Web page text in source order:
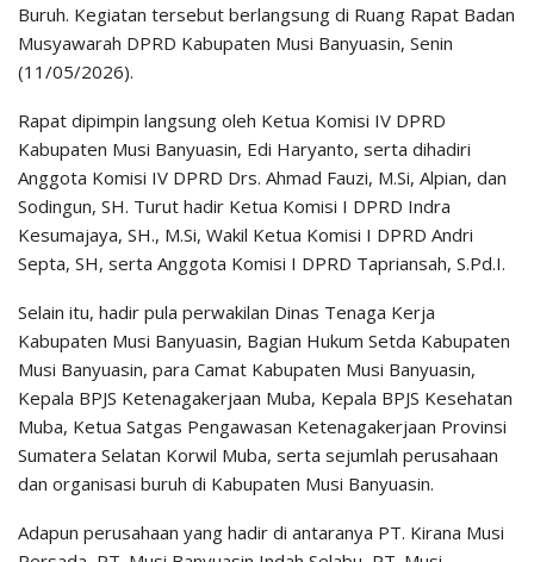
Buruh. Kegiatan tersebut berlangsung di Ruang Rapat Badan
Musyawarah DPRD Kabupaten Musi Banyuasin, Senin
(11/05/2026).
Rapat dipimpin langsung oleh Ketua Komisi IV DPRD
Kabupaten Musi Banyuasin, Edi Haryanto, serta dihadiri
Anggota Komisi IV DPRD Drs. Ahmad Fauzi, M.Si, Alpian, dan
Sodingun, SH. Turut hadir Ketua Komisi I DPRD Indra
Kesumajaya, SH., M.Si, Wakil Ketua Komisi I DPRD Andri
Septa, SH, serta Anggota Komisi I DPRD Tapriansah, S.Pd.I.
Selain itu, hadir pula perwakilan Dinas Tenaga Kerja
Kabupaten Musi Banyuasin, Bagian Hukum Setda Kabupaten
Musi Banyuasin, para Camat Kabupaten Musi Banyuasin,
Kepala BPJS Ketenagakerjaan Muba, Kepala BPJS Kesehatan
Muba, Ketua Satgas Pengawasan Ketenagakerjaan Provinsi
Sumatera Selatan Korwil Muba, serta sejumlah perusahaan
dan organisasi buruh di Kabupaten Musi Banyuasin.
Adapun perusahaan yang hadir di antaranya PT. Kirana Musi